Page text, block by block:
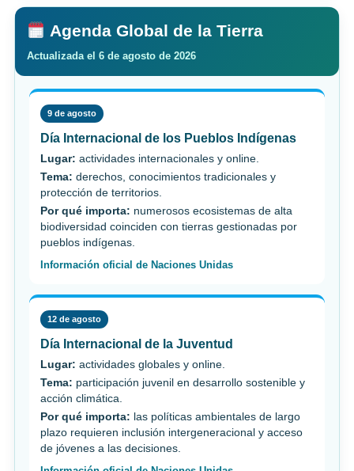
Agenda Global de la Tierra
Actualizada el 6 de agosto de 2026
9 de agosto
Día Internacional de los Pueblos Indígenas
Lugar: actividades internacionales y online.
Tema: derechos, conocimientos tradicionales y
protección de territorios.
Por qué importa: numerosos ecosistemas de alta
biodiversidad coinciden con tierras gestionadas por
pueblos indígenas.
Información oficial de Naciones Unidas
12 de agosto
Día Internacional de la Juventud
Lugar: actividades globales y online.
Tema: participación juvenil en desarrollo sostenible y
acción climática.
Por qué importa: las políticas ambientales de largo
plazo requieren inclusión intergeneracional y acceso
de jóvenes a las decisiones.